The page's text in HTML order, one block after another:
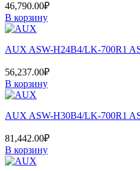
46,790.00₽
В корзину
AUX ASW-H24B4/LK-700R1
56,237.00₽
В корзину
AUX ASW-H30B4/LK-700R1
81,442.00₽
В корзину